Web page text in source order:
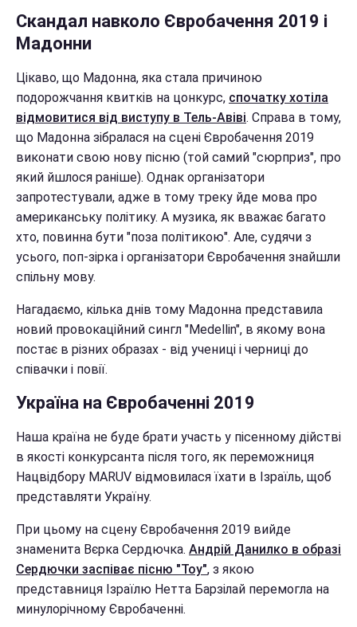
Скандал навколо Євробачення 2019 і
Мадонни
Цікаво, що Мадонна, яка стала причиною
подорожчання квитків на цонкурс, спочатку хотіла
відмовитися від виступу в Тель-Авіві. Справа в тому,
що Мадонна зібралася на сцені Євробачення 2019
виконати свою нову пісню (той самий "сюрприз", про
який йшлося раніше). Однак організатори
запротестували, адже в тому треку йде мова про
американську політику. А музика, як вважає багато
хто, повинна бути "поза політикою". Але, судячи з
усього, поп-зірка і організатори Євробачення знайшли
спільну мову.
Нагадаємо, кілька днів тому Мадонна представила
новий провокаційний сингл "Medellin", в якому вона
постає в різних образах - від учениці і черниці до
співачки і повії.
Україна на Євробаченні 2019
Наша країна не буде брати участь у пісенному дійстві
в якості конкурсанта після того, як переможниця
Нацвідбору MARUV відмовилася їхати в Ізраїль, щоб
представляти Україну.
При цьому на сцену Євробачення 2019 вийде
знаменита Вєрка Сердючка. Андрій Данилко в образі
Сердючки заспіває пісню "Toy", з якою
представниця Ізраїлю Нетта Барзілай перемогла на
минулорічному Євробаченні.